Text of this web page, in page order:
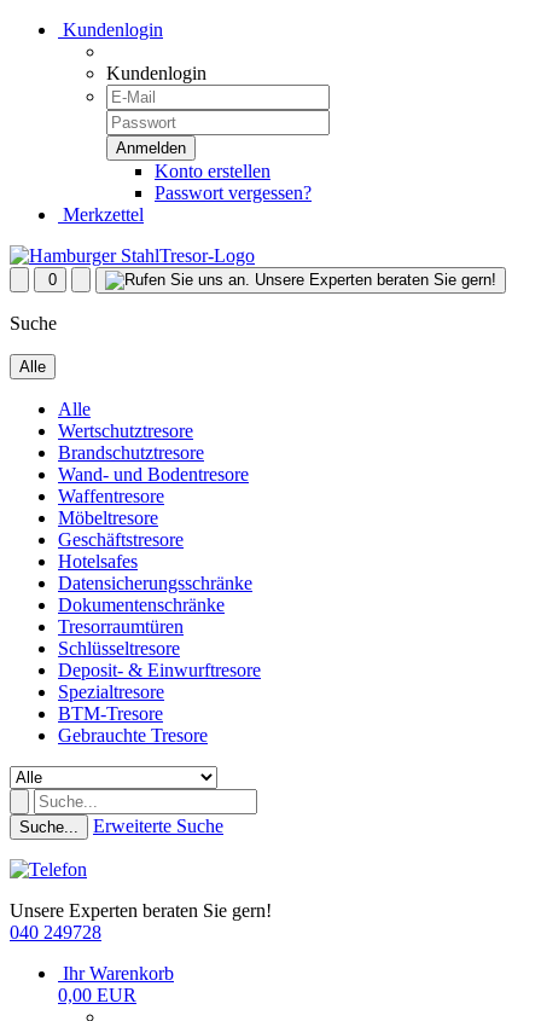
Kundenlogin
Kundenlogin
Konto erstellen
Passwort vergessen?
Merkzettel
0
Suche
Alle
Alle
Wertschutztresore
Brandschutztresore
Wand- und Bodentresore
Waffentresore
Möbeltresore
Geschäftstresore
Hotelsafes
Datensicherungsschränke
Dokumentenschränke
Tresorraumtüren
Schlüsseltresore
Deposit- & Einwurftresore
Spezialtresore
BTM-Tresore
Gebrauchte Tresore
Suche... Erweiterte Suche
Unsere Experten beraten Sie gern!
040 249728
Ihr Warenkorb
0,00 EUR